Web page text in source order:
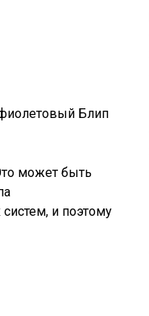
Блип
может быть
и поэтому